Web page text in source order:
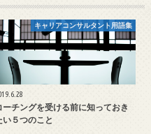
キャリアコンサルタント用語集
ーチングを受ける前に知っておき
い５つのこと